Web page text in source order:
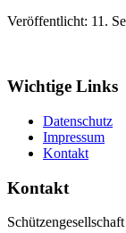
Veröffentlicht: 11.
Wichtige Links
Datenschutz
Impressum
Kontakt
Kontakt